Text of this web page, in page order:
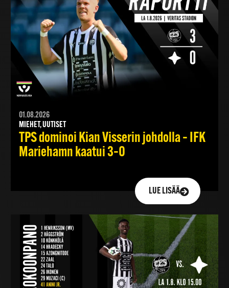
01.08.2026
MIEHET, UUTISET
TPS dominoi Kian Visserin johdolla – IFK
Mariehamn kaatui 3–0
LUE LISÄÄ